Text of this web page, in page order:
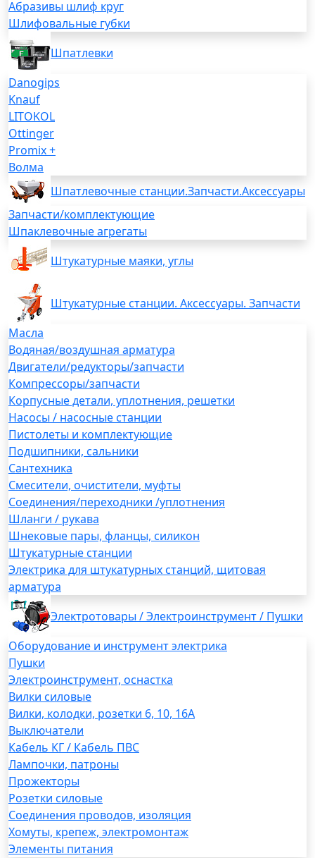
Абразивы шлиф круг
Шлифовальные губки
Шпатлевки
Danogips
Knauf
LITOKOL
Ottinger
Promix +
Волма
Шпатлевочные станции.Запчасти.Аксессуары
Запчасти/комплектующие
Шпаклевочные агрегаты
Штукатурные маяки, углы
Штукатурные станции. Аксессуары. Запчасти
Масла
Водяная/воздушная арматура
Двигатели/редукторы/запчасти
Компрессоры/запчасти
Корпусные детали, уплотнения, решетки
Насосы / насосные станции
Пистолеты и комплектующие
Подшипники, сальники
Сантехника
Смесители, очистители, муфты
Соединения/переходники /уплотнения
Шланги / рукава
Шнековые пары, фланцы, силикон
Штукатурные станции
Электрика для штукатурных станций, щитовая
арматура
Электротовары / Электроинструмент / Пушки
Оборудование и инструмент электрика
Пушки
Электроинструмент, оснастка
Вилки силовые
Вилки, колодки, розетки 6, 10, 16А
Выключатели
Кабель КГ / Кабель ПВС
Лампочки, патроны
Прожекторы
Розетки силовые
Соединения проводов, изоляция
Хомуты, крепеж, электромонтаж
Элементы питания